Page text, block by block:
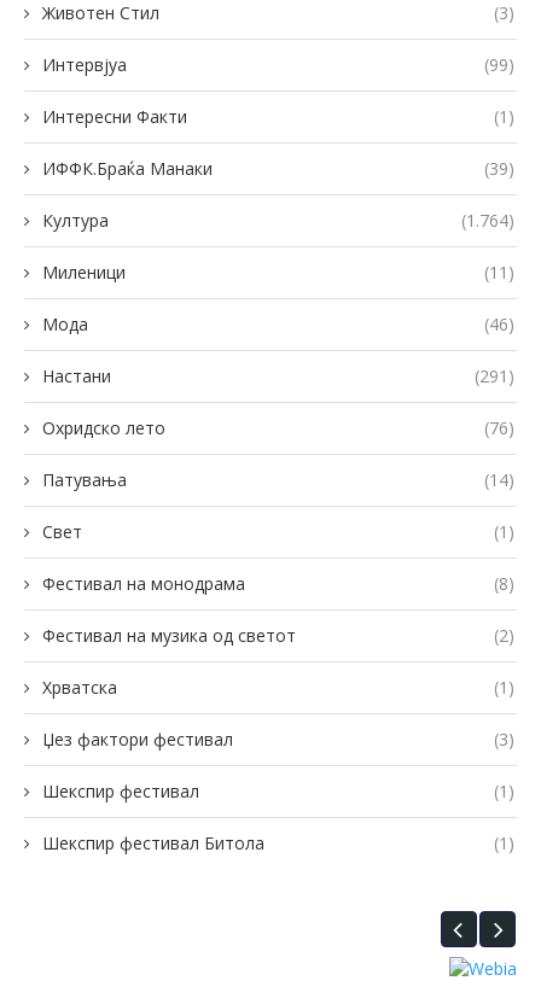
Животен Стил (3)
Интервјуа (99)
Интересни Факти (1)
ИФФК.Браќа Манаки (39)
Култура (1.764)
Миленици (11)
Мода (46)
Настани (291)
Охридско лето (76)
Патувања (14)
Свет (1)
Фестивал на монодрама (8)
Фестивал на музика од светот (2)
Хрватска (1)
Џез фактори фестивал (3)
Шекспир фестивал (1)
Шекспир фестивал Битола (1)